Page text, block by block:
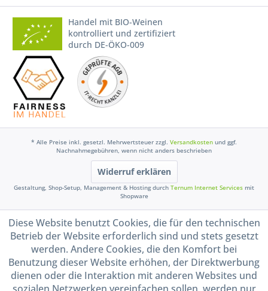
Handel mit BIO-Weinen
kontrolliert und zertifiziert
durch DE-ÖKO-009
* Alle Preise inkl. gesetzl. Mehrwertsteuer zzgl. Versandkosten und ggf.
Nachnahmegebühren, wenn nicht anders beschrieben
Widerruf erklären
Gestaltung, Shop-Setup, Management & Hosting durch Ternum Internet Services mit
Shopware
Diese Website benutzt Cookies, die für den technischen
Betrieb der Website erforderlich sind und stets gesetzt
werden. Andere Cookies, die den Komfort bei
Benutzung dieser Website erhöhen, der Direktwerbung
dienen oder die Interaktion mit anderen Websites und